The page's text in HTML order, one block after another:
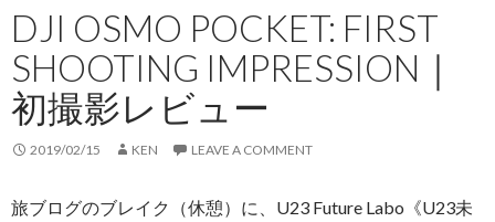
DJI OSMO POCKET: FIRST
SHOOTING IMPRESSION｜
初撮影レビュー
2019/02/15 KEN LEAVE A COMMENT
旅ブログのブレイク（休憩）に、U23 Future Labo《U23未